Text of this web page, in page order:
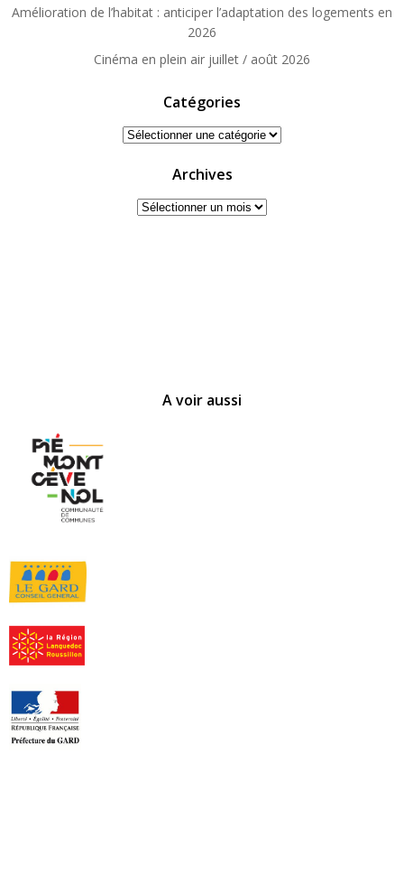
Amélioration de l’habitat : anticiper l’adaptation des logements en
2026
Cinéma en plein air juillet / août 2026
Catégories
Catégories
Archives
Archives
A voir aussi